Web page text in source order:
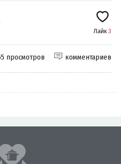
Лайк 3
комментариев
просмотров